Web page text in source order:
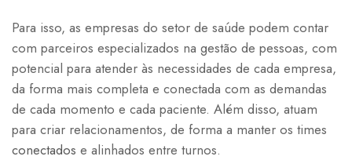
Para isso, as empresas do setor de saúde podem contar
com parceiros especializados na gestão de pessoas, com
potencial para atender às necessidades de cada empresa,
da forma mais completa e conectada com as demandas
de cada momento e cada paciente. Além disso, atuam
para criar relacionamentos, de forma a manter os times
conectados e alinhados entre turnos.